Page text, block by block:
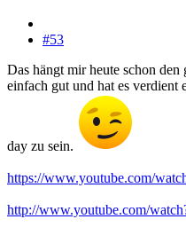
#53
Das hängt mir heute schon
einfach gut und hat es
day zu sein.
https://www.youtube.com/
http://www.youtube.com/